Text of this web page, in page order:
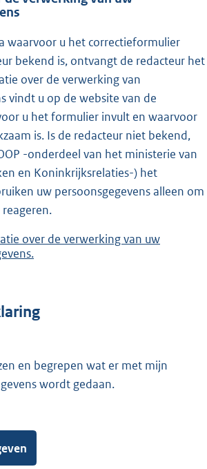
waarvoor u het correctieformulier
bekend is, ontvangt de redacteur het
over de verwerking van
vindt u op de website van de
u het formulier invult en waarvoor
niet bekend,
-onderdeel van het ministerie van
en Koninkrijksrelaties-) het
uw persoonsgegevens alleen om
verwerking van uw
en begrepen wat er met mijn
wordt gedaan.